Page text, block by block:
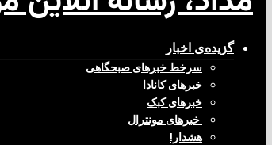
گزیده‌ی‌ اخبار
سرخط خبرهای صبحگاهی
خبرهای کانادا
خبرهای کبک
‌ خبرهای مونترال
هشدار!